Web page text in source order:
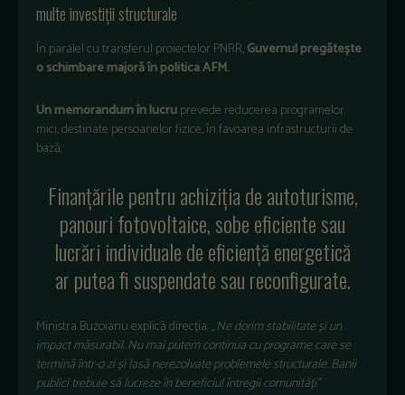
multe investiții structurale
În paralel cu transferul proiectelor PNRR,Guvernul pregătește
o schimbare majoră în politica AFM.
Un memorandum în lucruprevede reducerea programelor
mici, destinate persoanelor fizice, în favoarea infrastructurii de
bază.
Finanțările pentru achiziția de autoturisme,
panouri fotovoltaice, sobe eficiente sau
lucrări individuale de eficiență energetică
ar putea fi suspendate sau reconfigurate.
Ministra Buzoianu explică direcția: „Ne dorim stabilitate și un
impact măsurabil. Nu mai putem continua cu programe care se
termină într-o zi și lasă nerezolvate problemele structurale. Banii
publici trebuie să lucreze în beneficiul întregii comunități.”